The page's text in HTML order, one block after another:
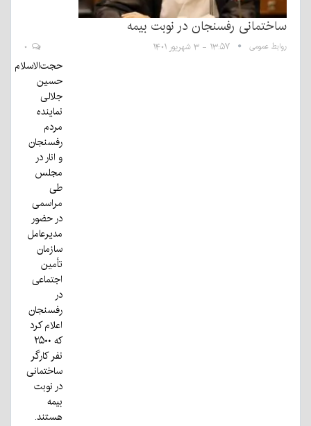
ساختمانی رفسنجان در نوبت بیمه
روابط عمومی ۱۳:۵۷ - ۳ شهریور ۱۴۰۱
حجت‌الاسلام
حسین
جلالی
نماینده
مردم
رفسنجان
و انار در
مجلس
طی
مراسمی
در حضور
مدیرعامل
سازمان
تأمین
اجتماعی
در
رفسنجان
اعلام کرد
که ۲۵۰۰
نفر کارگر
ساختمانی
در نوبت
بیمه
هستند.